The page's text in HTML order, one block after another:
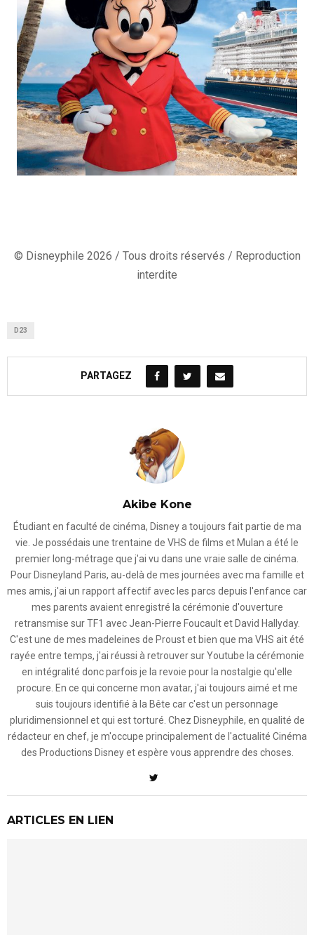
© Disneyphile 2026 / Tous droits réservés / Reproduction
interdite
D23
PARTAGEZ
Akibe Kone
Étudiant en faculté de cinéma, Disney a toujours fait partie de ma
vie. Je possédais une trentaine de VHS de films et Mulan a été le
premier long-métrage que j'ai vu dans une vraie salle de cinéma.
Pour Disneyland Paris, au-delà de mes journées avec ma famille et
mes amis, j'ai un rapport affectif avec les parcs depuis l'enfance car
mes parents avaient enregistré la cérémonie d'ouverture
retransmise sur TF1 avec Jean-Pierre Foucault et David Hallyday.
C'est une de mes madeleines de Proust et bien que ma VHS ait été
rayée entre temps, j'ai réussi à retrouver sur Youtube la cérémonie
en intégralité donc parfois je la revoie pour la nostalgie qu'elle
procure. En ce qui concerne mon avatar, j'ai toujours aimé et me
suis toujours identifié à la Bête car c'est un personnage
pluridimensionnel et qui est torturé. Chez Disneyphile, en qualité de
rédacteur en chef, je m'occupe principalement de l'actualité Cinéma
des Productions Disney et espère vous apprendre des choses.
ARTICLES EN LIEN